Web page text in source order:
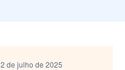
2 de julho de 2025